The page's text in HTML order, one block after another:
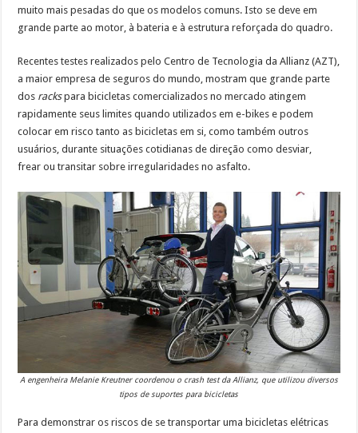
muito mais pesadas do que os modelos comuns. Isto se deve em
grande parte ao motor, à bateria e à estrutura reforçada do quadro.
Recentes testes realizados pelo Centro de Tecnologia da Allianz (AZT),
a maior empresa de seguros do mundo, mostram que grande parte
dos rackspara bicicletas comercializados no mercado atingem
rapidamente seus limites quando utilizados em e-bikes e podem
colocar em risco tanto as bicicletas em si, como também outros
usuários, durante situações cotidianas de direção como desviar,
frear ou transitar sobre irregularidades no asfalto.
A engenheira Melanie Kreutner coordenou o crash test da Allianz, que utilizou diversos
tipos de suportes para bicicletas
Para demonstrar os riscos de se transportar uma bicicletas elétricas